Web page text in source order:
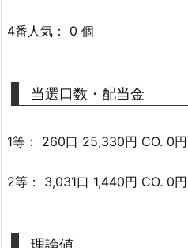
4番人気： 0 個
当選口数・配当金
1等： 260口 25,330円 CO. 0円
2等： 3,031口 1,440円 CO. 0円
理論値